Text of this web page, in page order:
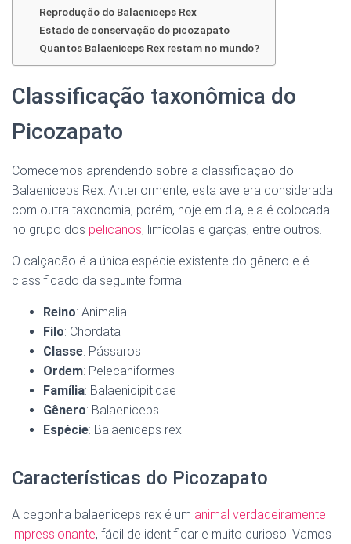
Reprodução do Balaeniceps Rex
Estado de conservação do picozapato
Quantos Balaeniceps Rex restam no mundo?
Classificação taxonômica do
Picozapato
Comecemos aprendendo sobre a classificação do
Balaeniceps Rex. Anteriormente, esta ave era considerada
com outra taxonomia, porém, hoje em dia, ela é colocada
no grupo dos pelicanos, limícolas e garças, entre outros.
O calçadão é a única espécie existente do gênero e é
classificado da seguinte forma:
Reino: Animalia
Filo: Chordata
Classe: Pássaros
Ordem: Pelecaniformes
Família: Balaenicipitidae
Gênero: Balaeniceps
Espécie: Balaeniceps rex
Características do Picozapato
A cegonha balaeniceps rex é um animal verdadeiramente
impressionante, fácil de identificar e muito curioso. Vamos